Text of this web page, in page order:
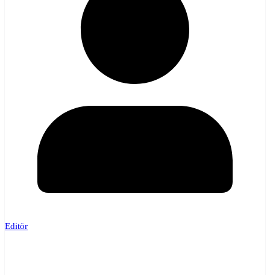
Editör